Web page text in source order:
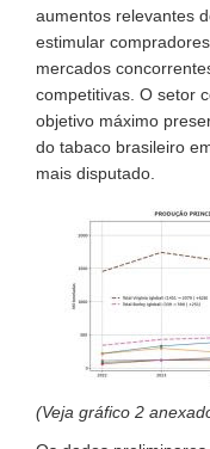
aumentos relevantes
estimular
mercados
competitivas. O setor
objetivo máximo
do tabaco brasileiro
mais disputado.
(Veja gráfico 2